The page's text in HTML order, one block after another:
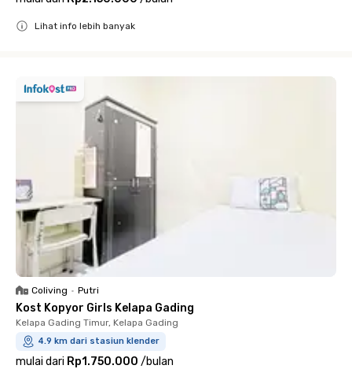
Lihat info lebih banyak
Coliving • Putri
Kost Kopyor Girls Kelapa Gading
Kelapa Gading Timur, Kelapa Gading
4.9 km dari stasiun klender
mulai dari Rp1.750.000 /bulan